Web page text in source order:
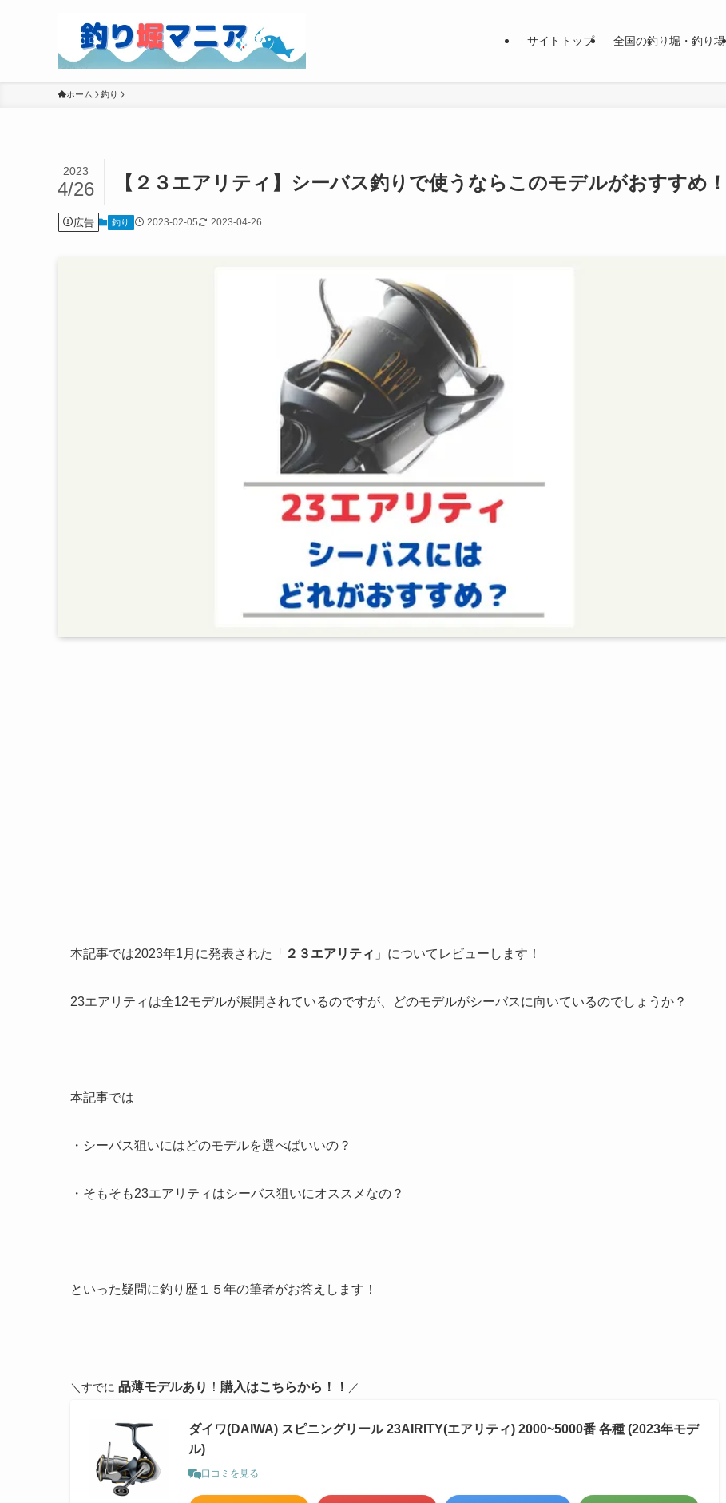
サイトトップ 全国の釣り堀・釣り場
ホーム 釣り
【２３エアリティ】シーバス釣りで使うならこのモデルがおすすめ！
2023
4/26
広告 釣り 2023-02-05 2023-04-26
本記事では2023年1月に発表された「 ２３エアリティ 」についてレビューします！
23エアリティは全12モデルが展開されているのですが、どのモデルがシーバスに向いているのでしょうか？
本記事では
・シーバス狙いにはどのモデルを選べばいいの？
・そもそも23エアリティはシーバス狙いにオススメなの？
といった疑問に釣り歴１５年の筆者がお答えします！
＼すでに 品薄モデルあり ！ 購入はこちらから！！ ／
ダイワ(DAIWA) スピニングリール 23AIRITY(エアリティ) 2000~5000番 各種 (2023年モデ
ル)
口コミを見る